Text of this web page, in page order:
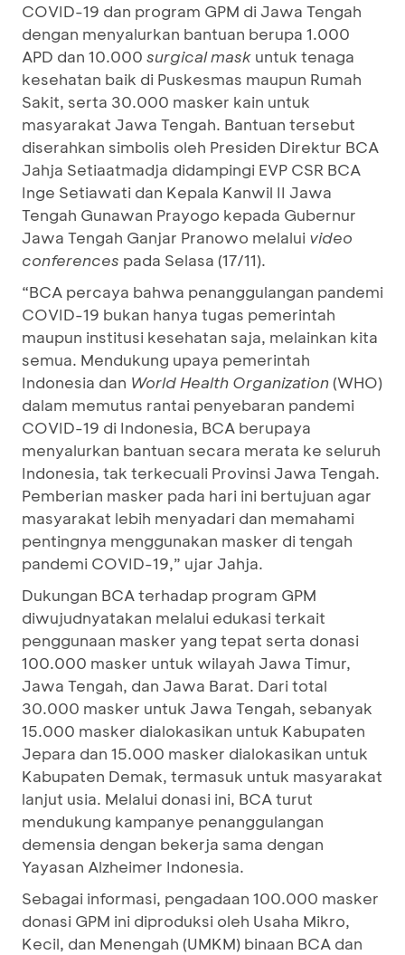
COVID-19 dan program GPM di Jawa Tengah
dengan menyalurkan bantuan berupa 1.000
APD dan 10.000 surgical mask untuk tenaga
kesehatan baik di Puskesmas maupun Rumah
Sakit, serta 30.000 masker kain untuk
masyarakat Jawa Tengah. Bantuan tersebut
diserahkan simbolis oleh Presiden Direktur BCA
Jahja Setiaatmadja didampingi EVP CSR BCA
Inge Setiawati dan Kepala Kanwil II Jawa
Tengah Gunawan Prayogo kepada Gubernur
Jawa Tengah Ganjar Pranowo melalui video
conferences pada Selasa (17/11).
“BCA percaya bahwa penanggulangan pandemi
COVID-19 bukan hanya tugas pemerintah
maupun institusi kesehatan saja, melainkan kita
semua. Mendukung upaya pemerintah
Indonesia dan World Health Organization(WHO)
dalam memutus rantai penyebaran pandemi
COVID-19 di Indonesia, BCA berupaya
menyalurkan bantuan secara merata ke seluruh
Indonesia, tak terkecuali Provinsi Jawa Tengah.
Pemberian masker pada hari ini bertujuan agar
masyarakat lebih menyadari dan memahami
pentingnya menggunakan masker di tengah
pandemi COVID-19,” ujar Jahja.
Dukungan BCA terhadap program GPM
diwujudnyatakan melalui edukasi terkait
penggunaan masker yang tepat serta donasi
100.000 masker untuk wilayah Jawa Timur,
Jawa Tengah, dan Jawa Barat. Dari total
30.000 masker untuk Jawa Tengah, sebanyak
15.000 masker dialokasikan untuk Kabupaten
Jepara dan 15.000 masker dialokasikan untuk
Kabupaten Demak, termasuk untuk masyarakat
lanjut usia. Melalui donasi ini, BCA turut
mendukung kampanye penanggulangan
demensia dengan bekerja sama dengan
Yayasan Alzheimer Indonesia.
Sebagai informasi, pengadaan 100.000 masker
donasi GPM ini diproduksi oleh Usaha Mikro,
Kecil, dan Menengah (UMKM) binaan BCA dan